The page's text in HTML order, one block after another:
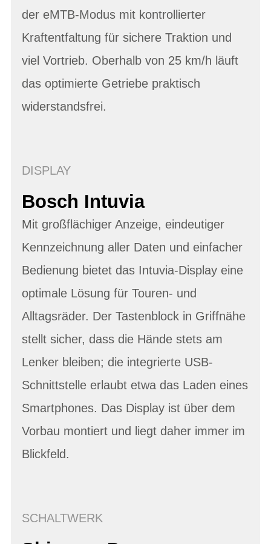
der eMTB-Modus mit kontrollierter
Kraftentfaltung für sichere Traktion und
viel Vortrieb. Oberhalb von 25 km/h läuft
das optimierte Getriebe praktisch
widerstandsfrei.
DISPLAY
Bosch Intuvia
Mit großflächiger Anzeige, eindeutiger
Kennzeichnung aller Daten und einfacher
Bedienung bietet das Intuvia-Display eine
optimale Lösung für Touren- und
Alltagsräder. Der Tastenblock in Griffnähe
stellt sicher, dass die Hände stets am
Lenker bleiben; die integrierte USB-
Schnittstelle erlaubt etwa das Laden eines
Smartphones. Das Display ist über dem
Vorbau montiert und liegt daher immer im
Blickfeld.
SCHALTWERK